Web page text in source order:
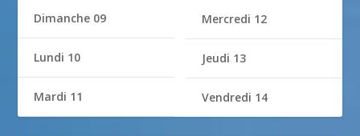
Dimanche 09
Lundi 10
Mardi 11
Mercredi 12
Jeudi 13
Vendredi 14